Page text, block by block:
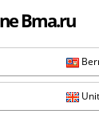
Bma.ru